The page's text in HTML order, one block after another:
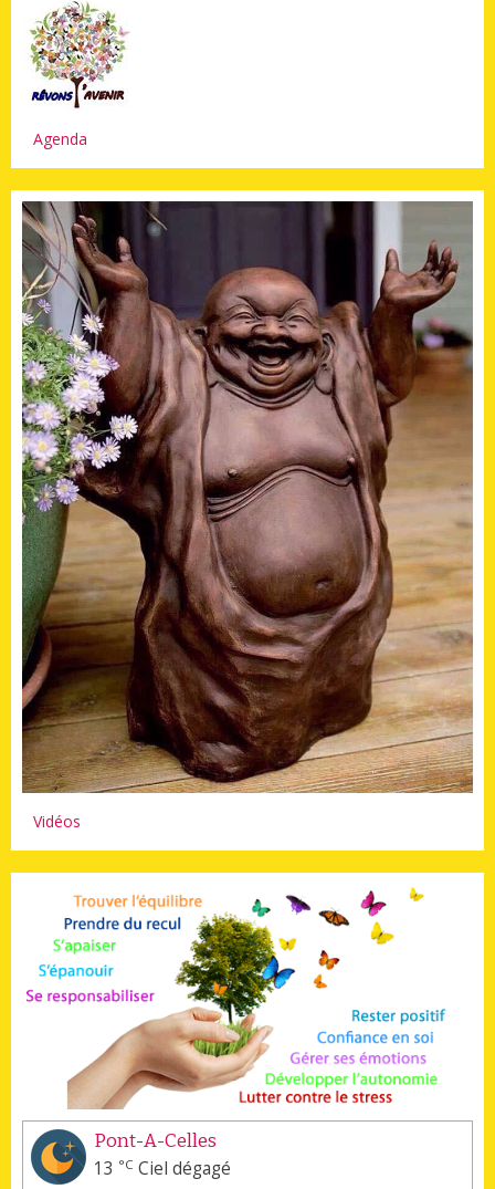
Agenda
Vidéos
Pont-A-Celles
13 °C Ciel dégagé